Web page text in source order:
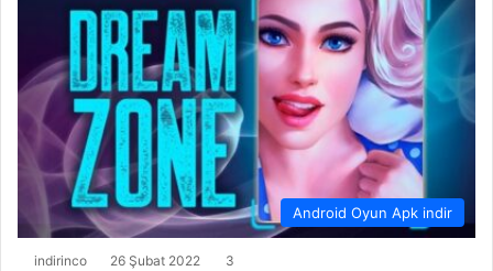
Android Oyun Apk indir
indirinco 26 Şubat 2022 3